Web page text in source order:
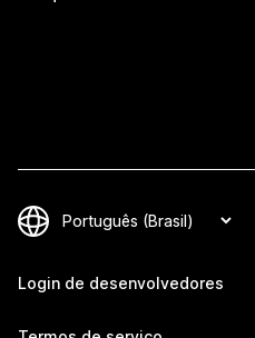
Login de desenvolvedores